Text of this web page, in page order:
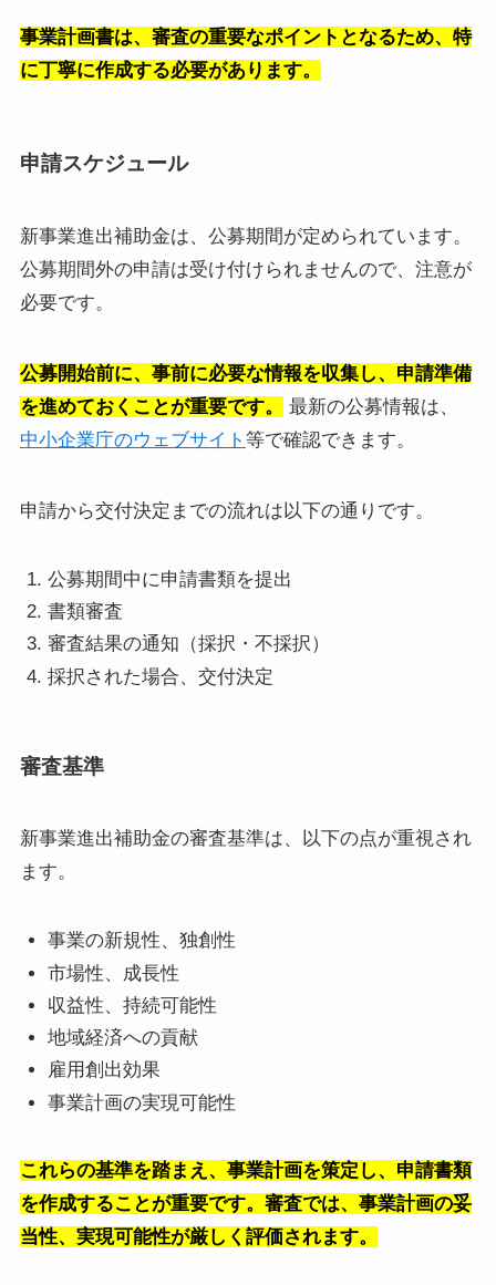
事業計画書は、審査の重要なポイントとなるため、特
に丁寧に作成する必要があります。
申請スケジュール
新事業進出補助金は、公募期間が定められています。
公募期間外の申請は受け付けられませんので、注意が
必要です。
公募開始前に、事前に必要な情報を収集し、申請準備
を進めておくことが重要です。
最新の公募情報は、
中小企業庁のウェブサイト 等で確認できます。
申請から交付決定までの流れは以下の通りです。
公募期間中に申請書類を提出
書類審査
審査結果の通知（採択・不採択）
採択された場合、交付決定
審査基準
新事業進出補助金の審査基準は、以下の点が重視され
ます。
事業の新規性、独創性
市場性、成長性
収益性、持続可能性
地域経済への貢献
雇用創出効果
事業計画の実現可能性
これらの基準を踏まえ、事業計画を策定し、申請書類
を作成することが重要です。審査では、事業計画の妥
当性、実現可能性が厳しく評価されます。